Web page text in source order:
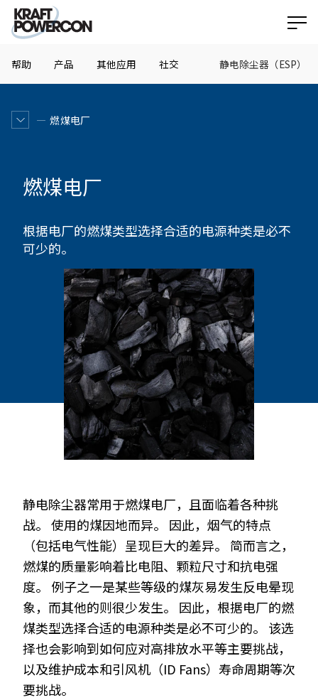
帮助 产品 其他应用 社交 静电除尘器（ESP）
燃煤电厂
燃煤电厂
根据电厂的燃煤类型选择合适的电源种类是必不
可少的。
静电除尘器常用于燃煤电厂，且面临着各种挑
战。 使用的煤因地而异。 因此，烟气的特点
（包括电气性能）呈现巨大的差异。 简而言之，
燃煤的质量影响着比电阻、颗粒尺寸和抗电强
度。 例子之一是某些等级的煤灰易发生反电晕现
象，而其他的则很少发生。 因此，根据电厂的燃
煤类型选择合适的电源种类是必不可少的。 该选
择也会影响到如何应对高排放水平等主要挑战，
以及维护成本和引风机（ID Fans）寿命周期等次
要挑战。